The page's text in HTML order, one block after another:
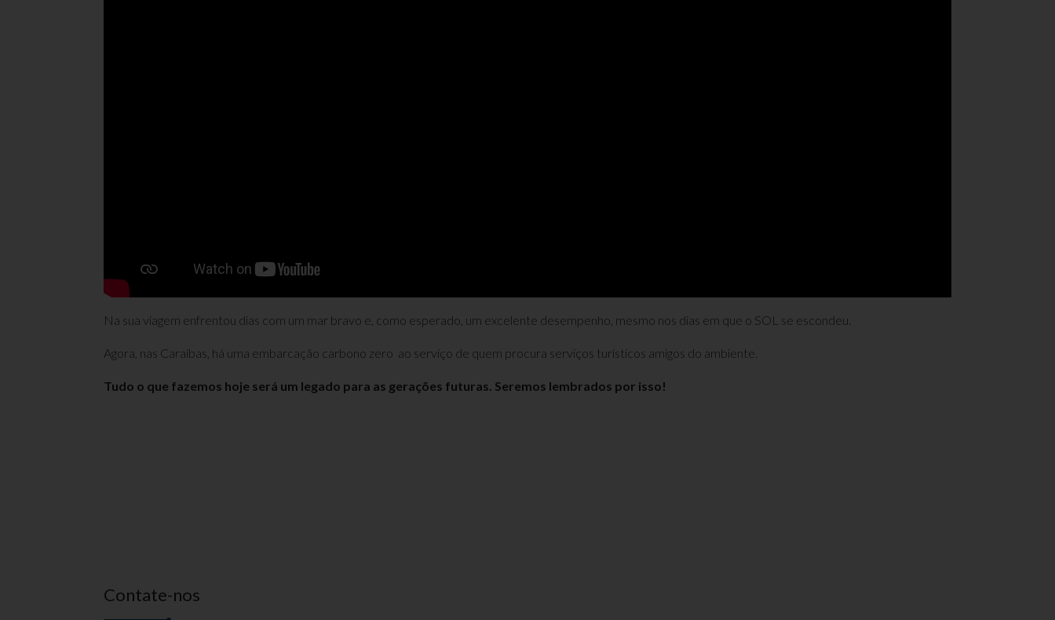
Na sua viagem enfrentou dias com um mar bravo e, como esperado, um excelente desempenho, mesmo nos dias em que o SOL se escondeu.
Agora, nas Caraíbas, há uma embarcação carbono zero ao serviço de quem procura serviços turísticos amigos do ambiente.
Tudo o que fazemos hoje será um legado para as gerações futuras. Seremos lembrados por isso!
Contate-nos